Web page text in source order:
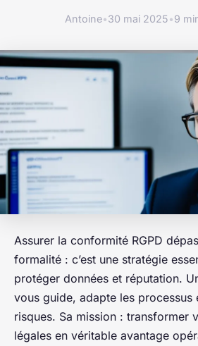
Antoine•30 mai 2025•9
Assurer la conformité RGPD
formalité : c’est une stratégie
protéger données et réputation.
vous guide, adapte les processus
risques. Sa mission : transformer
légales en véritable avantage